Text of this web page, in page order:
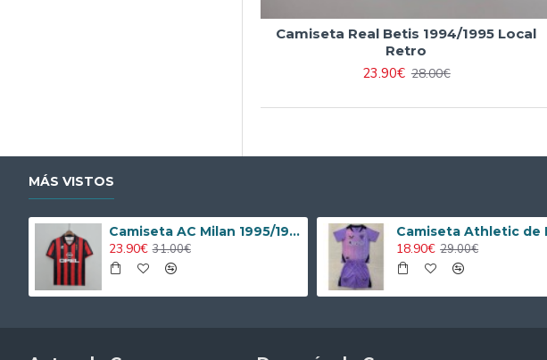
Camiseta Real Betis 1994/1995 Local
Retro
23.90€ 28.00€
MÁS VISTOS
Camiseta AC Milan 1995/1996 Local Retro
23.90€ 31.00€ 18.90€ 29.00€